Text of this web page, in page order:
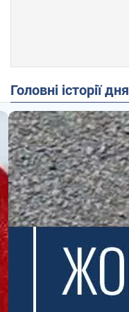
Головні історії дня